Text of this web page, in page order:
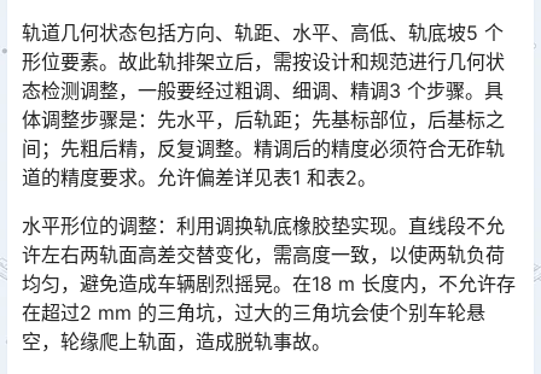
轨道几何状态包括方向、轨距、水平、高低、轨底坡5 个
形位要素。故此轨排架立后，需按设计和规范进行几何状
态检测调整，一般要经过粗调、细调、精调3 个步骤。具
体调整步骤是：先水平，后轨距；先基标部位，后基标之
间；先粗后精，反复调整。精调后的精度必须符合无砟轨
道的精度要求。允许偏差详见表1 和表2。󠅅󠅃󠄵󠅂󠄪󠇖󠆨󠆨󠇕󠆞󠆒󠅬󠇘󠆭󠆘󠇙󠆝󠅵󠇗󠆭󠆁󠄐󠇗󠅹󠅸󠇖󠆍󠅳󠇖󠅹󠅰󠇖󠆌󠅹
水平形位的调整：利用调换轨底橡胶垫实现。直线段不允
许左右两轨面高差交替变化，需高度一致，以使两轨负荷
均匀，避免造成车辆剧烈摇晃。在18 m 长度内，不允许存
在超过2 mm 的三角坑，过大的三角坑会使个别车轮悬
空，轮缘爬上轨面，造成脱轨事故。󠅅󠅃󠄵󠅂󠄪󠇖󠆨󠆨󠇕󠆞󠆒󠅬󠇘󠆭󠆘󠇙󠆝󠅵󠇗󠆭󠆁󠄐󠇗󠅹󠅸󠇖󠆍󠅳󠇖󠅹󠅰󠇖󠆌󠅹